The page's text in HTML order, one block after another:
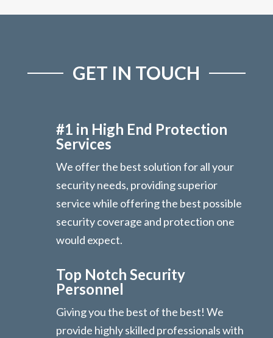
GET IN TOUCH
#1 in High End Protection
Services
We offer the best solution for all your
security needs, providing superior
service while offering the best possible
security coverage and protection one
would expect.
Top Notch Security
Personnel
Giving you the best of the best! We
provide highly skilled professionals with